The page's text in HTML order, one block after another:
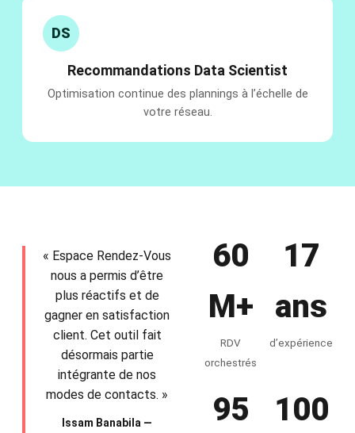
DS
Recommandations Data Scientist
Optimisation continue des plannings à l’échelle de
votre réseau.
« Espace Rendez-Vous
nous a permis d’être
plus réactifs et de
gagner en satisfaction
client. Cet outil fait
désormais partie
intégrante de nos
modes de contacts. »
Issam Banabila —
60
M+
RDV
orchestrés
17
ans
d’expérience
95
100